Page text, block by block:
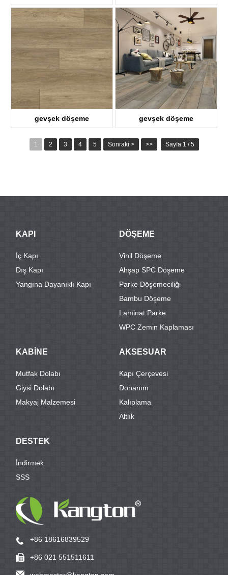
KTV8008 KTV8021
gevşek döşeme gevşek döşeme
1 2 3 4 5 Sonraki > >> Sayfa 1 / 5
KAPI
İç Kapı
Dış Kapı
Yangına Dayanıklı Kapı
DÖŞEME
Vinil Döşeme
Ahşap SPC Döşeme
Parke Döşemeciliği
Bambu Döşeme
Laminat Parke
WPC Zemin Kaplaması
KABİNE
Mutfak Dolabı
Giysi Dolabı
Makyaj Malzemesi
AKSESUAR
Kapı Çerçevesi
Donanım
Kalıplama
Altlık
DESTEK
İndirmek
SSS
+86 18616839529
+86 021 551511611